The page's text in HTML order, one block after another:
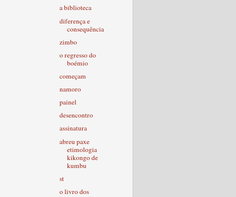
a biblioteca
diferença e
consequência
zimbo
o regresso do
boémio
começam
namoro
painel
desencontro
assinatura
abreu paxe
etimologia
kikongo de
kumbu
st
o livro dos